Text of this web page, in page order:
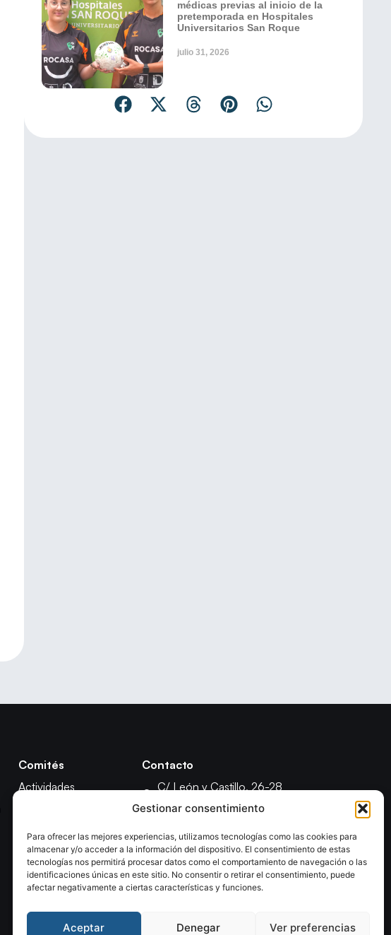
Gestionar consentimiento
Para ofrecer las mejores experiencias, utilizamos tecnologías como las cookies para
almacenar y/o acceder a la información del dispositivo. El consentimiento de estas
tecnologías nos permitirá procesar datos como el comportamiento de navegación o las
identificaciones únicas en este sitio. No consentir o retirar el consentimiento, puede
afectar negativamente a ciertas características y funciones.
Aceptar Denegar Ver preferencias
médicas previas al inicio de la
pretemporada en Hospitales
Universitarios San Roque
julio 31, 2026
Comités
Actividades
Árbitros
Competición
Apelación
Contacto
C/ León y Castillo, 26-28
35003 - Las Palmas de Gran Canaria
formacionfecanbm@gmail.com